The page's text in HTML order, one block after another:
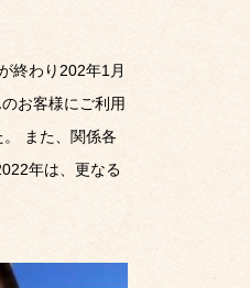
終わり202年1月
お客様にご利用
また、関係各
年は、更なる